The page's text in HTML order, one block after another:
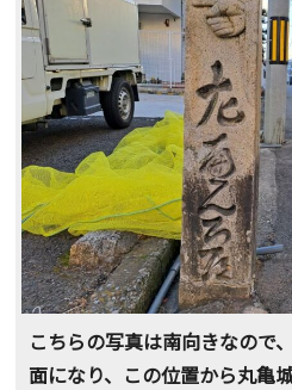
こちらの写真は南向きなので
面になり、この位置から丸亀